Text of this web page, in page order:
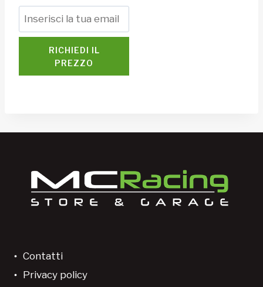
RICHIEDI IL
PREZZO
Contatti
Privacy policy